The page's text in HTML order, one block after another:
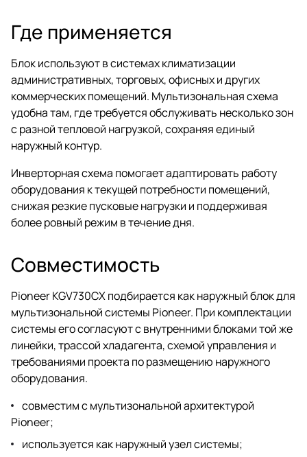
Где применяется
Блок используют в системах климатизации
административных, торговых, офисных и других
коммерческих помещений. Мультизональная схема
удобна там, где требуется обслуживать несколько зон
с разной тепловой нагрузкой, сохраняя единый
наружный контур.
Инверторная схема помогает адаптировать работу
оборудования к текущей потребности помещений,
снижая резкие пусковые нагрузки и поддерживая
более ровный режим в течение дня.
Совместимость
Pioneer KGV730CX подбирается как наружный блок для
мультизональной системы Pioneer. При комплектации
системы его согласуют с внутренними блоками той же
линейки, трассой хладагента, схемой управления и
требованиями проекта по размещению наружного
оборудования.
совместим с мультизональной архитектурой
Pioneer;
используется как наружный узел системы;